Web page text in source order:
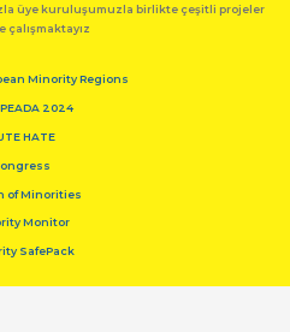
üye kuruluşumuzla birlikte çeşitli projeler
çalışmaktayız
Minority Regions
2024
HATE
of Minorities
Monitor
SafePack